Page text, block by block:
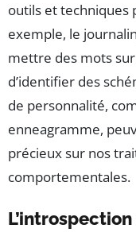
outils et techniques
exemple, le
mettre des mots
d’identifier des
de personnalité,
enneagramme,
précieux sur nos
comportementales.